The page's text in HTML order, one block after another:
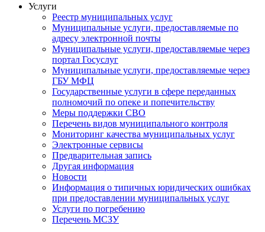
Услуги
Реестр муниципальных услуг
Муниципальные услуги, предоставляемые по
адресу электронной почты
Муниципальные услуги, предоставляемые через
портал Госуслуг
Муниципальные услуги, предоставляемые через
ГБУ МФЦ
Государственные услуги в сфере переданных
полномочий по опеке и попечительству
Меры поддержки СВО
Перечень видов муниципального контроля
Мониторинг качества муниципальных услуг
Электронные сервисы
Предварительная запись
Другая информация
Новости
Информация о типичных юридических ошибках
при предоставлении муниципальных услуг
Услуги по погребению
Перечень МСЗУ